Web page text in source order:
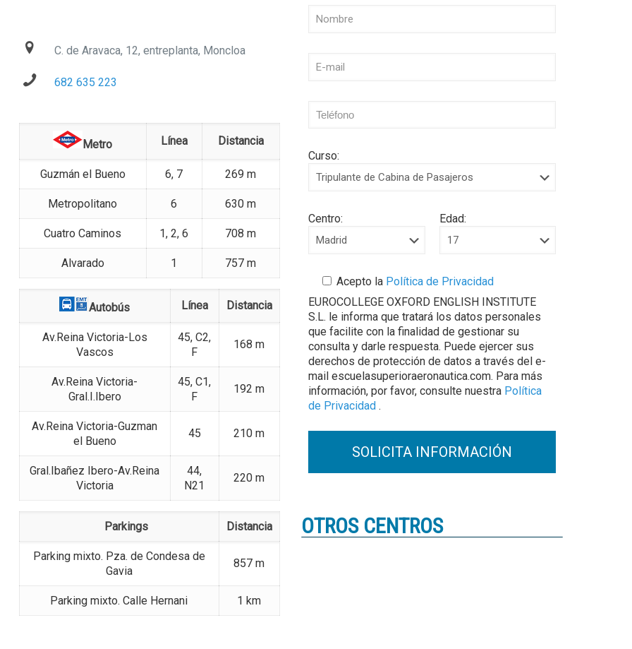
C. de Aravaca, 12, entreplanta, Moncloa
682 635 223
Metro Línea Distancia
Guzmán el Bueno 6, 7 269 m
Metropolitano 6 630 m
Cuatro Caminos 1, 2, 6 708 m
Alvarado 1 757 m
Autobús Línea Distancia
Av.Reina Victoria-Los
Vascos
45, C2,
F
168 m
Av.Reina Victoria-
Gral.I.Ibero
45, C1,
F
192 m
Av.Reina Victoria-Guzman
el Bueno
45 210 m
Gral.Ibañez Ibero-Av.Reina
Victoria
44,
N21
220 m
Parkings Distancia
Parking mixto. Pza. de Condesa de
Gavia
857 m
Parking mixto. Calle Hernani 1 km
Curso:
Centro: Edad:
Acepto la Política de Privacidad
EUROCOLLEGE OXFORD ENGLISH INSTITUTE
S.L. le informa que tratará los datos personales
que facilite con la finalidad de gestionar su
consulta y darle respuesta. Puede ejercer sus
derechos de protección de datos a través del e-
mail escuelasuperioraeronautica.com. Para más
información, por favor, consulte nuestra Política
de Privacidad.
OTROS CENTROS